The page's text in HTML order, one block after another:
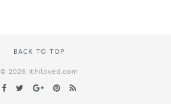
BACK TO TOP
© 2026 it.hiloved.com